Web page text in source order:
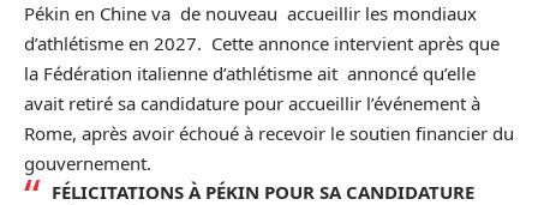
Pékin en Chine va de nouveau accueillir les mondiaux
d’athlétisme en 2027. Cette annonce intervient après que
la Fédération italienne d’athlétisme ait annoncé qu’elle
avait retiré sa candidature pour accueillir l’événement à
Rome, après avoir échoué à recevoir le soutien financier du
gouvernement.
FÉLICITATIONS À PÉKIN POUR SA CANDIDATURE